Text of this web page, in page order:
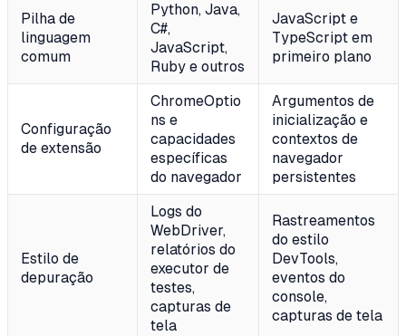
Pilha de
linguagem
comum
Python, Java,
C#,
JavaScript,
Ruby e outros
JavaScript e
TypeScript em
primeiro plano
Configuração
de extensão
ChromeOptio
ns e
capacidades
específicas
do navegador
Argumentos de
inicialização e
contextos de
navegador
persistentes
Estilo de
depuração
Logs do
WebDriver,
relatórios do
executor de
testes,
capturas de
tela
Rastreamentos
do estilo
DevTools,
eventos do
console,
capturas de tela